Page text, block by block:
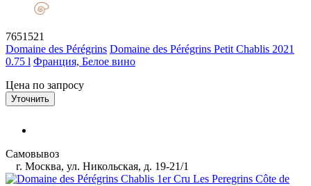
7651521
Domaine des Pérégrins Domaine des Pérégrins Petit Chablis 2021
0.75 l Франция, Белое вино
Цена по запросу
Уточнить
Самовывоз
г. Москва, ул. Никольская, д. 19-21/1